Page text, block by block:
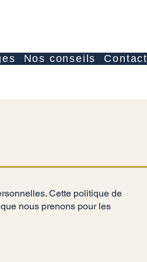
Nos conseils Contact
Cette politique de
nous prenons pour les